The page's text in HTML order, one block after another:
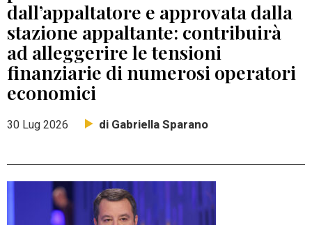
dall’appaltatore e approvata dalla
stazione appaltante: contribuirà
ad alleggerire le tensioni
finanziarie di numerosi operatori
economici
30 Lug 2026 di Gabriella Sparano